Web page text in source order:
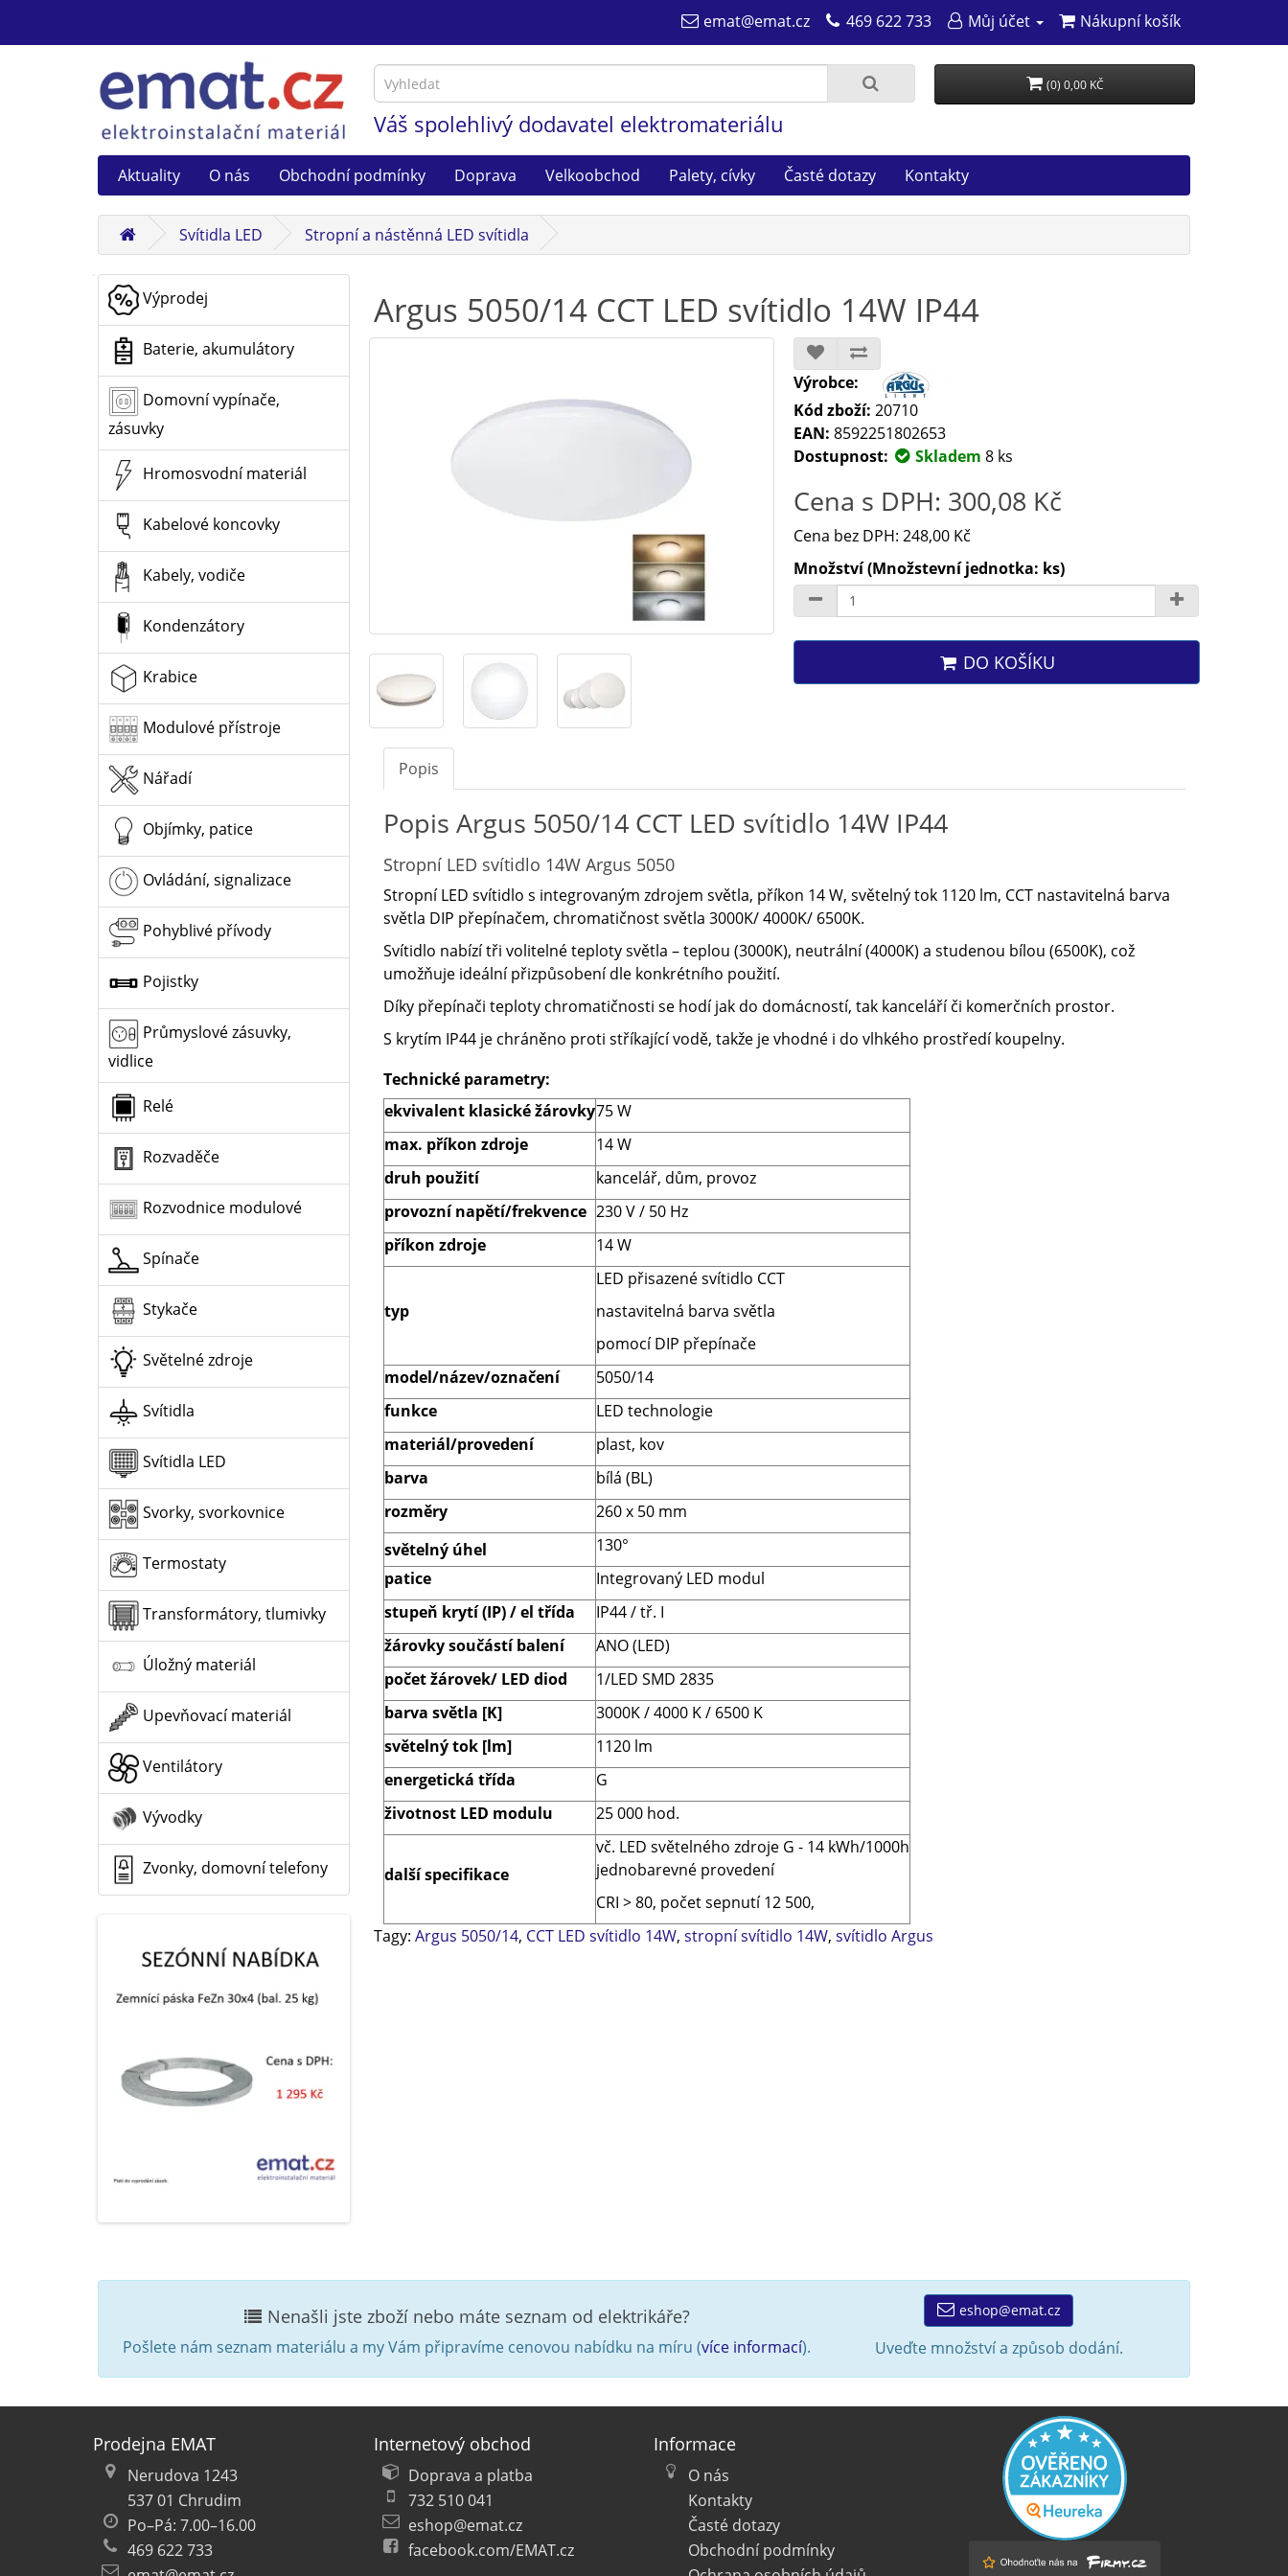
emat@emat.cz 469 622 733 Můj účet Nákupní košík
Váš spolehlivý dodavatel elektromateriálu
(0) 0,00 KČ
Aktuality O nás Obchodní podmínky Doprava Velkoobchod Palety, cívky Časté dotazy Kontakty
Svítidla LED Stropní a nástěnná LED svítidla
Výprodej
Baterie, akumulátory
Domovní vypínače,
zásuvky
Hromosvodní materiál
Kabelové koncovky
Kabely, vodiče
Kondenzátory
Krabice
Modulové přístroje
Nářadí
Objímky, patice
Ovládání, signalizace
Pohyblivé přívody
Pojistky
Průmyslové zásuvky,
vidlice
Relé
Rozvaděče
Rozvodnice modulové
Spínače
Stykače
Světelné zdroje
Svítidla
Svítidla LED
Svorky, svorkovnice
Termostaty
Transformátory, tlumivky
Úložný materiál
Upevňovací materiál
Ventilátory
Vývodky
Zvonky, domovní telefony
Argus 5050/14 CCT LED svítidlo 14W IP44
Výrobce:
Kód zboží: 20710
EAN: 8592251802653
Dostupnost:
Skladem 8 ks
Cena s DPH: 300,08 Kč
Cena bez DPH: 248,00 Kč
Množství (Množstevní jednotka: ks)
DO KOŠÍKU
Popis
Popis Argus 5050/14 CCT LED svítidlo 14W IP44
Stropní LED svítidlo 14W Argus 5050
Stropní LED svítidlo s integrovaným zdrojem světla, příkon 14 W, světelný tok 1120 lm, CCT nastavitelná barva
světla DIP přepínačem, chromatičnost světla 3000K/ 4000K/ 6500K.
Svítidlo nabízí tři volitelné teploty světla – teplou (3000K), neutrální (4000K) a studenou bílou (6500K), což
umožňuje ideální přizpůsobení dle konkrétního použití.
Díky přepínači teploty chromatičnosti se hodí jak do domácností, tak kanceláří či komerčních prostor.
S krytím IP44 je chráněno proti stříkající vodě, takže je vhodné i do vlhkého prostředí koupelny.
Technické parametry:
ekvivalent klasické žárovky75W
max. příkon zdroje
14W
druh použití
kancelář, dům, provoz
provozní napětí/frekvence 230V / 50 Hz
příkon zdroje
14W
typ
LED přisazené svítidlo CCT
nastavitelná barva světla
pomocí DIP přepínače
model/název/označení
5050/14
funkce
LED technologie
materiál/provedení
plast, kov
barva
bílá (BL)
rozměry
260 x 50 mm
světelný úhel
130°
patice
Integrovaný LED modul
stupeň krytí (IP) / el třída
IP44 / tř. I
žárovky součástí balení
ANO (LED)
počet žárovek/ LED diod
1/LED SMD 2835
barva světla [K]
3000K / 4000 K / 6500 K
světelný tok [lm]
1120 lm
energetická třída
G
životnost LED modulu
25 000 hod.
další specifikace
vč. LED světelného zdroje G - 14 kWh/1000h
jednobarevné provedení
CRI > 80, počet sepnutí 12 500,
Tagy: Argus 5050/14, CCT LED svítidlo 14W, stropní svítidlo 14W, svítidlo Argus
Nenašli jste zboží nebo máte seznam od elektrikáře?
Pošlete nám seznam materiálu a my Vám připravíme cenovou nabídku na míru (více informací).
eshop@emat.cz
Uveďte množství a způsob dodání.
Prodejna EMAT
Nerudova 1243
537 01 Chrudim
Po–Pá: 7.00–16.00
469 622 733
Internetový obchod
Doprava a platba
732 510 041
eshop@emat.cz
facebook.com/EMAT.cz
Informace
O nás
Kontakty
Časté dotazy
Obchodní podmínky